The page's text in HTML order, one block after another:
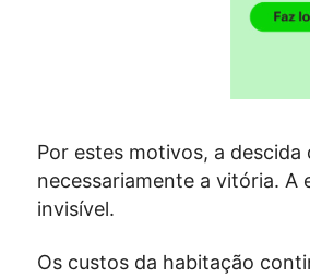
Por estes motivos, a
necessariamente a vitória. A
invisível.
Os custos da habitação